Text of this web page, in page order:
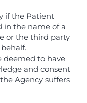
if the Patient
in the name of a
or the third party
deemed to have
and consent
Agency suffers